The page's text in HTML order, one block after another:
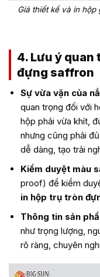
Giá thiết kế và in hộp
4. Lưu ý
đựng saffron
Sự vừa vặn của
quan trọng đối với
hộp phải vừa khít,
nhưng cũng phải
dễ dàng, tạo trải
Kiểm duyệt màu
proof) để kiểm
in hộp trụ tròn
Thông tin sản
như trọng lượng,
rõ ràng, chuyên